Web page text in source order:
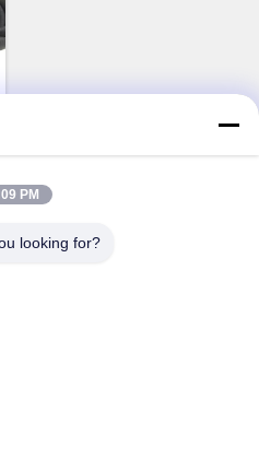
PM
looking for?